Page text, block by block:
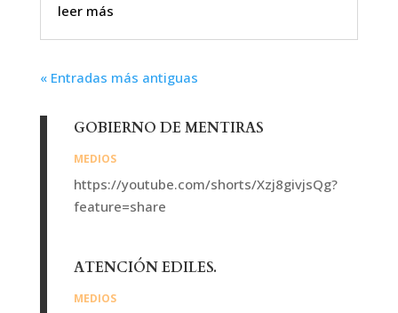
leer más
« Entradas más antiguas
GOBIERNO DE MENTIRAS
MEDIOS
https://youtube.com/shorts/Xzj8givjsQg?
feature=share
ATENCIÓN EDILES.
MEDIOS